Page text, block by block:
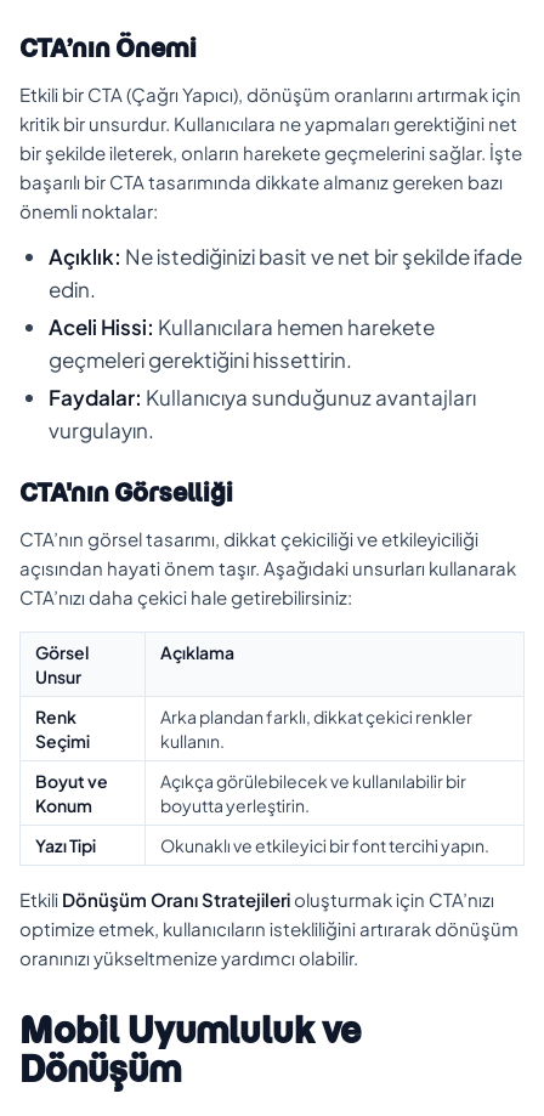
CTA’nın Önemi
Etkili bir CTA (Çağrı Yapıcı), dönüşüm oranlarını artırmak için
kritik bir unsurdur. Kullanıcılara ne yapmaları gerektiğini net
bir şekilde ileterek, onların harekete geçmelerini sağlar. İşte
başarılı bir CTA tasarımında dikkate almanız gereken bazı
önemli noktalar:
Açıklık: Ne istediğinizi basit ve net bir şekilde ifade
edin.
Aceli Hissi: Kullanıcılara hemen harekete
geçmeleri gerektiğini hissettirin.
Faydalar: Kullanıcıya sunduğunuz avantajları
vurgulayın.
CTA'nın Görselliği
CTA’nın görsel tasarımı, dikkat çekiciliği ve etkileyiciliği
açısından hayati önem taşır. Aşağıdaki unsurları kullanarak
CTA’nızı daha çekici hale getirebilirsiniz:
Görsel
Unsur
Açıklama
Renk
Seçimi
Arka plandan farklı, dikkat çekici renkler
kullanın.
Boyut ve
Konum
Açıkça görülebilecek ve kullanılabilir bir
boyutta yerleştirin.
Yazı Tipi
Okunaklı ve etkileyici bir font tercihi yapın.
Etkili Dönüşüm Oranı Stratejilerioluşturmak için CTA’nızı
optimize etmek, kullanıcıların istekliliğini artırarak dönüşüm
oranınızı yükseltmenize yardımcı olabilir.
Mobil Uyumluluk ve
Dönüşüm